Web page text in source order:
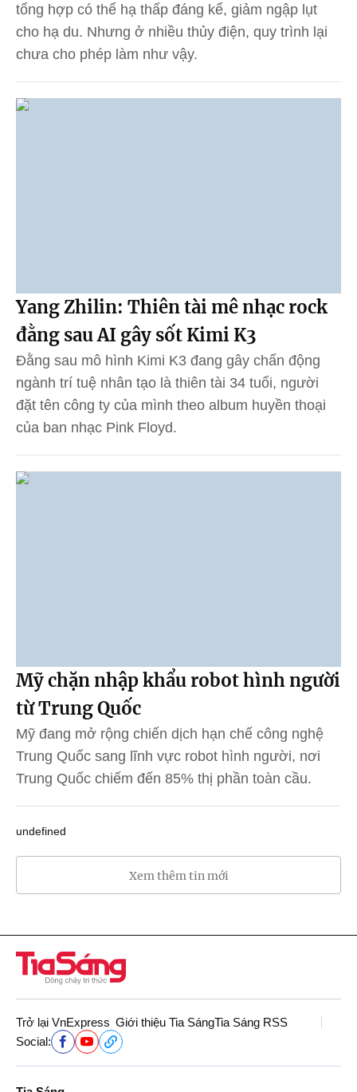
tổng hợp có thể hạ thấp đáng kể, giảm ngập lụt
cho hạ du. Nhưng ở nhiều thủy điện, quy trình lại
chưa cho phép làm như vậy.
Yang Zhilin: Thiên tài mê nhạc rock
đằng sau AI gây sốt Kimi K3
Đằng sau mô hình Kimi K3 đang gây chấn động
ngành trí tuệ nhân tạo là thiên tài 34 tuổi, người
đặt tên công ty của mình theo album huyền thoại
của ban nhạc Pink Floyd.
Mỹ chặn nhập khẩu robot hình người
từ Trung Quốc
Mỹ đang mở rộng chiến dịch hạn chế công nghệ
Trung Quốc sang lĩnh vực robot hình người, nơi
Trung Quốc chiếm đến 85% thị phần toàn cầu.
undefined
Xem thêm tin mới
Trở lại VnExpress Giới thiệu Tia SángTia Sáng RSS
Social: